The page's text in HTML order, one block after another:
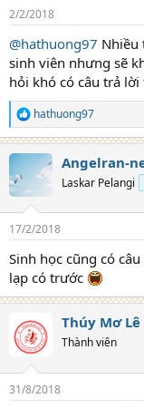
2/2/2018
@hathuong97 Nhiều
sinh viên nhưng sẽ
hỏi khó có câu trả
R
e
a
c
t
i
s
hathuong97
Angelran-
Laskar Pelangi
17/2/2018
Sinh học cũng có
lạp có trước
Thúy Mơ Lê
Thành viên
31/8/2018